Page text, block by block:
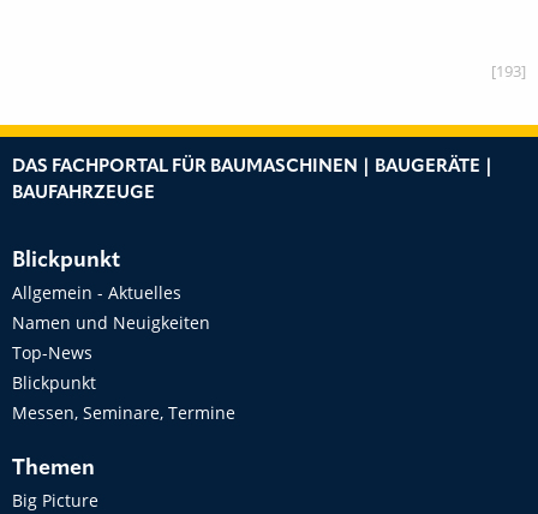
[193]
DAS FACHPORTAL FÜR BAUMASCHINEN | BAUGERÄTE |
BAUFAHRZEUGE
Blickpunkt
Allgemein - Aktuelles
Namen und Neuigkeiten
Top-News
Blickpunkt
Messen, Seminare, Termine
Themen
Big Picture